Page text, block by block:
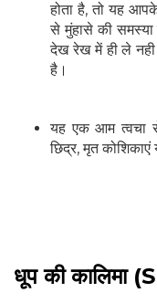
होता है, तो यह
से मुंहासे की समस्या
देख रेख में ही ले
है।
यह एक आम त्वचा
छिद्र, मृत कोशिकाएं
धूप की कालिमा